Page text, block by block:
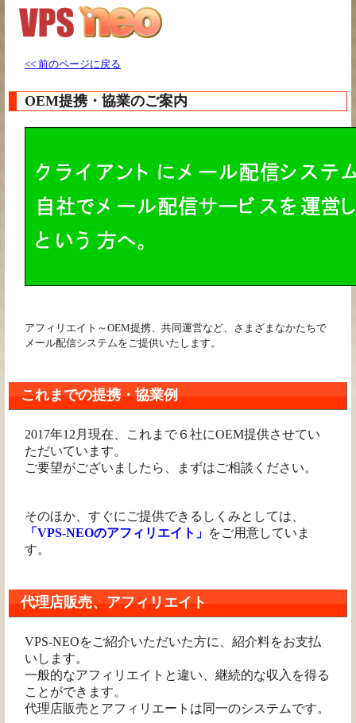
<< 前のページに戻る
OEM提携・協業のご案内
アフィリエイト～OEM提携、共同運営など、さまざまなかたちで
メール配信システムをご提供いたします。
これまでの提携・協業例
2017年12月現在、これまで６社にOEM提供させてい
ただいています。
ご要望がございましたら、まずはご相談ください。
そのほか、すぐにご提供できるしくみとしては、
「VPS-NEOのアフィリエイト」
をご用意していま
す。
代理店販売、アフィリエイト
VPS-NEOをご紹介いただいた方に、紹介料をお支払
いします。
一般的なアフィリエイトと違い、継続的な収入を得る
ことができます。
代理店販売とアフィリエートは同一のシステムです。